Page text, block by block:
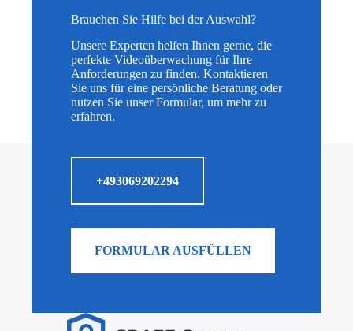
Brauchen Sie Hilfe bei der Auswahl?
Unsere Experten helfen Ihnen gerne, die
perfekte Videoüberwachung für Ihre
Anforderungen zu finden. Kontaktieren
Sie uns für eine persönliche Beratung oder
nutzen Sie unser Formular, um mehr zu
erfahren.
+493069202294
FORMULAR AUSFÜLLEN